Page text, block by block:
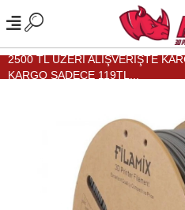
2500 TL ÜZERİ ALIŞVERİŞTE
KARGO SADECE 119TL...